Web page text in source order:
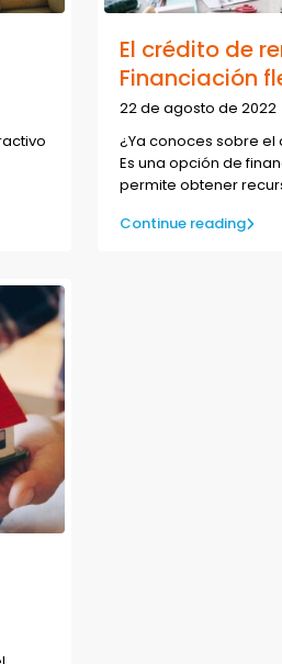
El crédito de
Financiación
22 de agosto de 2022
¿Ya conoces sobre
Es una opción de
permite obtener
Continue reading